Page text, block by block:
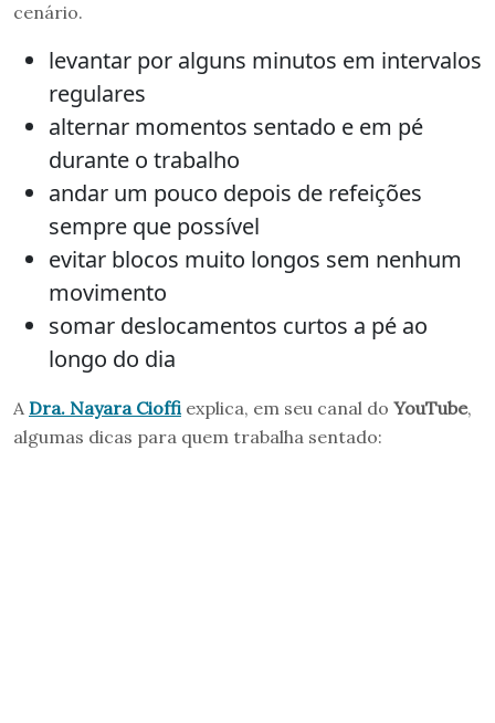
cenário.
levantar por alguns minutos em intervalos
regulares
alternar momentos sentado e em pé
durante o trabalho
andar um pouco depois de refeições
sempre que possível
evitar blocos muito longos sem nenhum
movimento
somar deslocamentos curtos a pé ao
longo do dia
A Dra. Nayara Cioffi explica, em seu canal do YouTube,
algumas dicas para quem trabalha sentado: